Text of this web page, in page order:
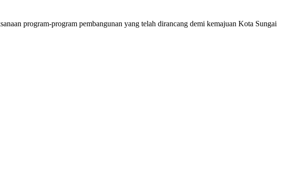
program-program pembangunan yang telah dirancang demi kemajuan Kota Sungai